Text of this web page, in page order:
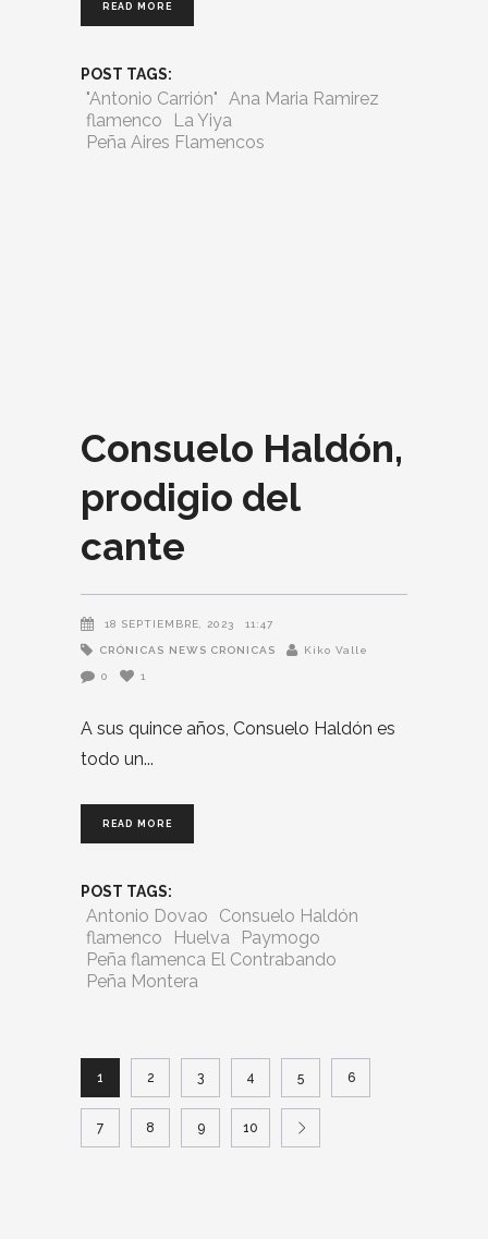
READ MORE
POST TAGS:
"Antonio Carrión" Ana Maria Ramirez
flamenco
La Yiya
Peña Aires Flamencos
Consuelo Haldón,
prodigio del
cante
18 SEPTIEMBRE, 2023 11:47
CRÓNICAS NEWS CRONICAS Kiko Valle
0 1
A sus quince años, Consuelo Haldón es
todo un
READ MORE
POST TAGS:
Antonio Dovao
Consuelo Haldón
flamenco
Huelva
Paymogo
Peña flamenca El Contrabando
Peña Montera
1 2 3 4 5 6
7 8 9 10